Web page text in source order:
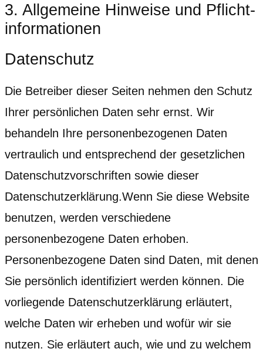
3. Allgemeine Hinweise und Pflicht­
informationen
Datenschutz
Die Betreiber dieser Seiten nehmen den Schutz
Ihrer persönlichen Daten sehr ernst. Wir
behandeln Ihre personenbezogenen Daten
vertraulich und entsprechend der gesetzlichen
Datenschutzvorschriften sowie dieser
Datenschutzerklärung.Wenn Sie diese Website
benutzen, werden verschiedene
personenbezogene Daten erhoben.
Personenbezogene Daten sind Daten, mit denen
Sie persönlich identifiziert werden können. Die
vorliegende Datenschutzerklärung erläutert,
welche Daten wir erheben und wofür wir sie
nutzen. Sie erläutert auch, wie und zu welchem